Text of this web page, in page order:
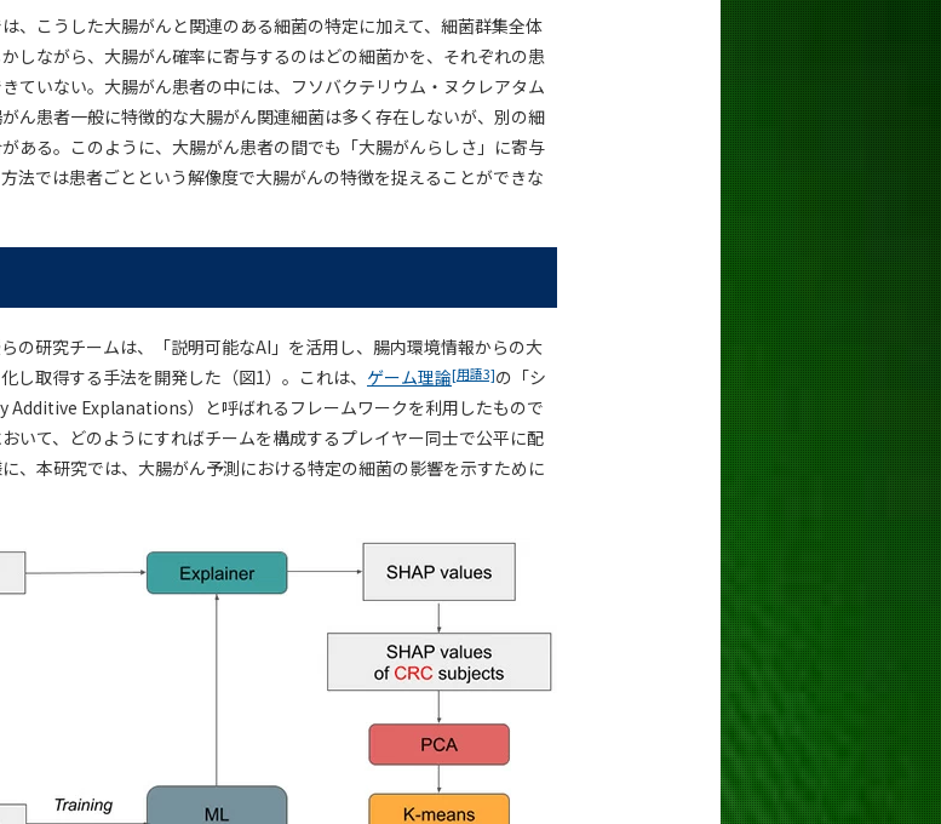
、こうした大腸がんと関連のある細菌の特定に加えて、細菌群集全体
しながら、大腸がん確率に寄与するのはどの細菌かを、それぞれの患
ていない。大腸がん患者の中には、フソバクテリウム・ヌクレアタム
ん患者一般に特徴的な大腸がん関連細菌は多く存在しないが、別の細
ある。このように、大腸がん患者の間でも「大腸がんらしさ」に寄与
法では患者ごとという解像度で大腸がんの特徴を捉えることができな
の研究チームは、「説明可能なAI」を活用し、腸内環境情報からの大
し取得する手法を開発した（図1）。これは、 ゲーム理論[用語3]の「シ
Additive Explanations）と呼ばれるフレームワークを利用したもので
いて、どのようにすればチームを構成するプレイヤー同士で公平に配
、本研究では、大腸がん予測における特定の細菌の影響を示すために